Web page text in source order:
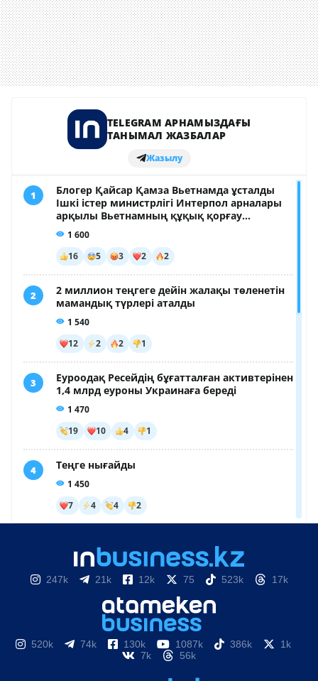
247k 21k 12k 75 523k 17k
520k 74k 130k 1087k 386k
1k
7k
56k